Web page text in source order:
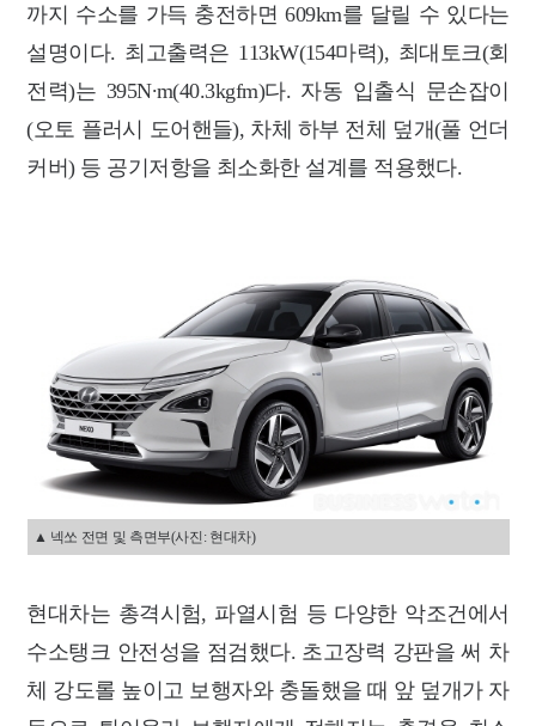
까지 수소를 가득 충전하면 609km를 달릴 수 있다는
설명이다. 최고출력은 113kW(154마력), 최대토크(회
전력)는 395N∙m(40.3kgfm)다. 자동 입출식 문손잡이
(오토 플러시 도어핸들), 차체 하부 전체 덮개(풀 언더
커버) 등 공기저항을 최소화한 설계를 적용했다.
▲ 넥쏘 전면 및 측면부(사진: 현대차)
현대차는 총격시험, 파열시험 등 다양한 악조건에서
수소탱크 안전성을 점검했다. 초고장력 강판을 써 차
체 강도롤 높이고 보행자와 충돌했을 때 앞 덮개가 자